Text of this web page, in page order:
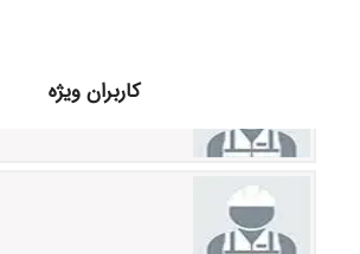
کاربران ویژه